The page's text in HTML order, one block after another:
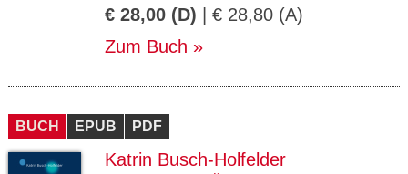
€ 28,00 (D) | € 28,80 (A)
Zum Buch
BUCH EPUB PDF
Katrin Busch-Holfelder